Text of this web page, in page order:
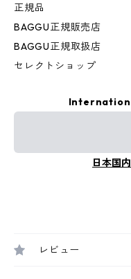
正規品
BAGGU正規販売店
BAGGU正規取扱店
セレクトショップ
日本国
レビュー